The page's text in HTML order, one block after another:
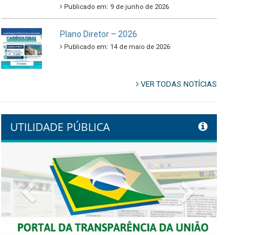
Publicado em: 9 de junho de 2026
Plano Diretor – 2026
Publicado em: 14 de maio de 2026
VER TODAS NOTÍCIAS
UTILIDADE PÚBLICA
Previous Next